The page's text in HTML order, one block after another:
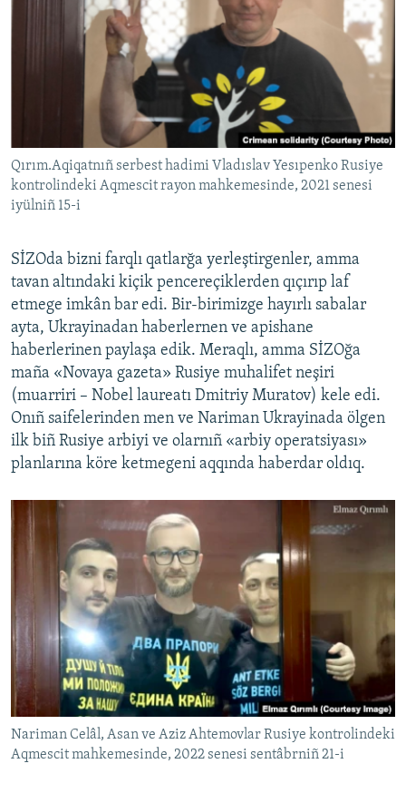
Qırım.Aqiqatnıñ serbest hadimi Vladıslav Yesıpenko Rusiye
kontrolindeki Aqmescit rayon mahkemesinde, 2021 senesi
iyülniñ 15-i
SİZOda bizni farqlı qatlarğa yerleştirgenler, amma
tavan altındaki kiçik pencereçiklerden qıçırıp laf
etmege imkân bar edi. Bir-birimizge hayırlı sabalar
ayta, Ukrayinadan haberlernen ve apishane
haberlerinen paylaşa edik. Meraqlı, amma SİZOğa
maña «Novaya gazeta» Rusiye muhalifet neşiri
(muarriri – Nobel laureatı Dmitriy Muratov) kele edi.
Onıñ saifelerinden men ve Nariman Ukrayinada ölgen
ilk biñ Rusiye arbiyi ve olarnıñ «arbiy operatsiyası»
planlarına köre ketmegeni aqqında haberdar oldıq.
Nariman Celâl, Asan ve Aziz Ahtemovlar Rusiye kontrolindeki
Aqmescit mahkemesinde, 2022 senesi sentâbrniñ 21-i